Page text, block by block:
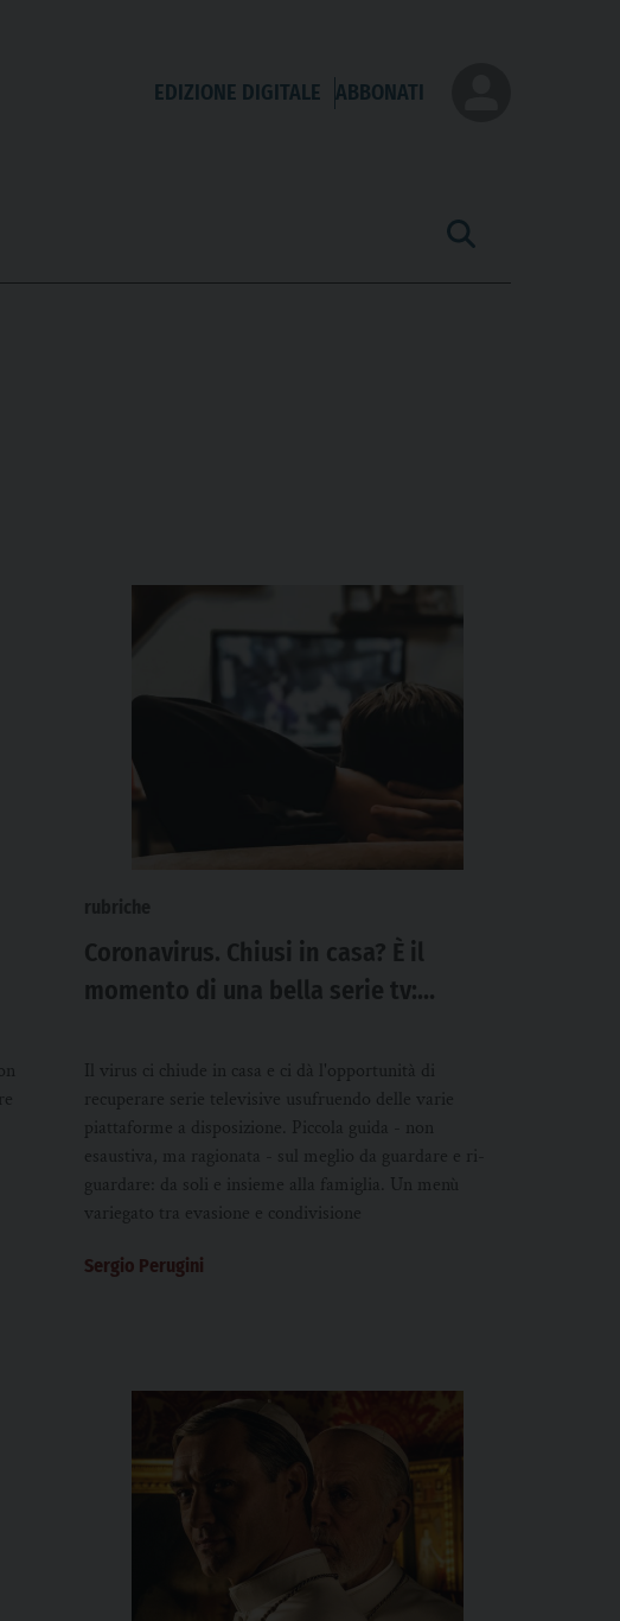
EDIZIONE DIGITALE ABBONATI
Coronavirus. Chiusi in casa? È il
momento di una bella serie tv:
piattaforme
Il virus ci chiude in casa e ci dà l'opportunità di
recuperare serie televisive usufruendo delle varie
piattaforme a disposizione. Piccola guida - non
esaustiva, ma ragionata - sul meglio da guardare e ri-
guardare: da soli e insieme alla famiglia. Un menù
variegato tra evasione e condivisione
Sergio Perugini